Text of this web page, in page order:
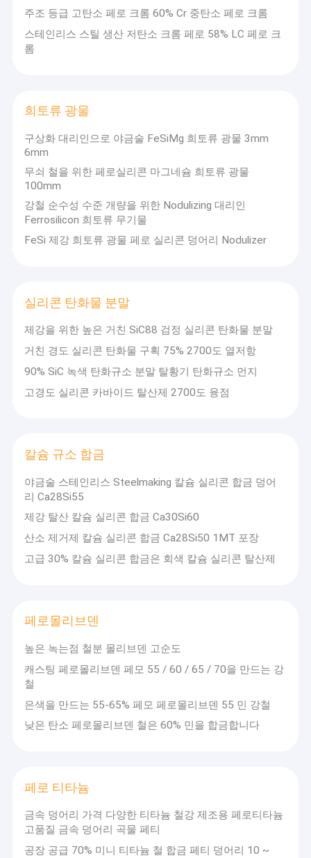
실리콘 금속
페로 실리콘 마그네슘
페로 망간
탄소 페로크롬
희토류 광물
페로 티타늄
페로 바나듐
레이들 내화물 재료
가탄제
내화 연와
텅스텐 제품
몰리브덴 제품
주조 등급 고탄소 페로 크롬 60% Cr 중탄소 페로 크롬
스테인리스 스틸 생산 저탄소 크롬 페로 58% LC 페로 크
롬
희토류 광물
구상화 대리인으로 야금술 FeSiMg 희토류 광물 3mm
6mm
무쇠 철을 위한 페로실리콘 마그네슘 희토류 광물
100mm
강철 순수성 수준 개량을 위한 Nodulizing 대리인
Ferrosilicon 희토류 무기물
FeSi 제강 희토류 광물 페로 실리콘 덩어리 Nodulizer
실리콘 탄화물 분말
제강을 위한 높은 거친 SiC88 검정 실리콘 탄화물 분말
거친 경도 실리콘 탄화물 구획 75% 2700도 열저항
90% SiC 녹색 탄화규소 분말 탈황기 탄화규소 먼지
고경도 실리콘 카바이드 탈산제 2700도 융점
칼슘 규소 합금
야금술 스테인리스 Steelmaking 칼슘 실리콘 합금 덩어
리 Ca28Si55
제강 탈산 칼슘 실리콘 합금 Ca30Si60
산소 제거제 칼슘 실리콘 합금 Ca28Si50 1MT 포장
고급 30% 칼슘 실리콘 합금은 회색 칼슘 실리콘 탈산제
페로몰리브덴
높은 녹는점 철분 몰리브덴 고순도
캐스팅 페로몰리브덴 페모 55 / 60 / 65 / 70을 만드는 강
철
은색을 만드는 55-65% 페모 페로몰리브덴 55 민 강철
낮은 탄소 페로몰리브덴 철은 60% 민을 합금합니다
페로 티타늄
금속 덩어리 가격 다양한 티타늄 철강 제조용 페로티타늄
고품질 금속 덩어리 곡물 페티
공장 공급 70% 미니 티타늄 철 합금 페티 덩어리 10 ~